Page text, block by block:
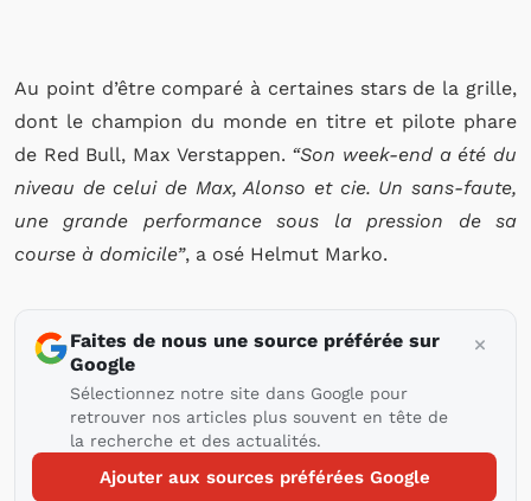
Au point d’être comparé à certaines stars de la grille,
dont le champion du monde en titre et pilote phare
de Red Bull, Max Verstappen. “Son week-end a été du
niveau de celui de Max, Alonso et cie. Un sans-faute,
une grande performance sous la pression de sa
course à domicile”, a osé Helmut Marko.
Faites de nous une source préférée sur
Google
Sélectionnez notre site dans Google pour
retrouver nos articles plus souvent en tête de
la recherche et des actualités.
Ajouter aux sources préférées Google